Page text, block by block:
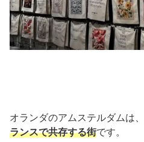
オランダのアムステルダムは、
ランスで共存する街です。